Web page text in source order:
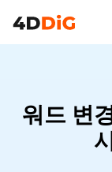
워드 변